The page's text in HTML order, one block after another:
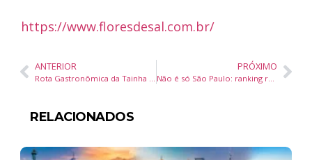
https://www.floresdesal.com.br/
ANTERIOR PRÓXIMO
Não é só São Paulo: ranking revela onde está a maior demanda por imóveis de até R$ 575 mil
RELACIONADOS